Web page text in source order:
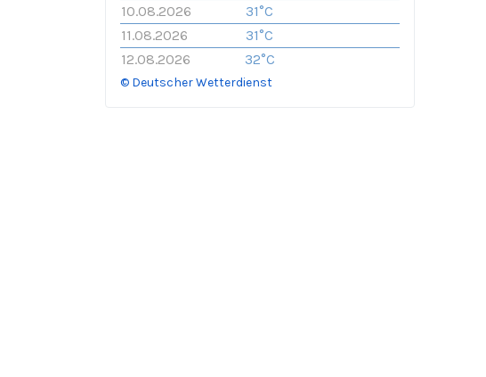
10.08.2026
31°C
11.08.2026
31°C
12.08.2026
32°C
© Deutscher Wetterdienst